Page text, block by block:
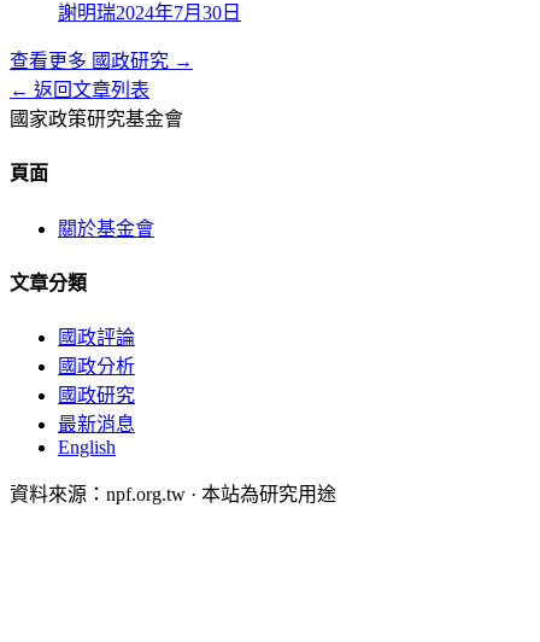
謝明瑞2024年7月30日
查看更多 國政研究 →
← 返回文章列表
國家政策研究基金會
頁面
關於基金會
文章分類
國政評論
國政分析
國政研究
最新消息
English
資料來源：npf.org.tw · 本站為研究用途